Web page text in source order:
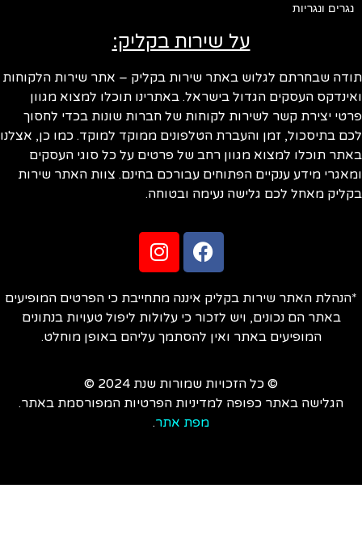
נגרים ונגריות
על שירות בקליק:
שבחרתם לגלוש באתר שירות בקליק – אתר שירות הלקוחות
העסקים הגדול בישראל. באתרינו תוכלו למצוא מגוון
יצירת קשר לשירות לקוחות של חברות שונות בכדי לחסוך
בתיסכול, זמן והעברת הטלפונים ממוקד למוקד. כמו כן, אצלנו
תוכלו למצוא מגוון רחב של פרטים על כל סוגי העסקים
מידע ענקיים הפתוחים עבורכם בחינם. צוות האתר שירות
מאחל לכם גלישה נעימה ובטוחה.
האתר שירות בקליק איננה מתחייבת כי הפרטים המופיעים
באתר הם נכונים, ויש לזכור כי עלולות ליפול טעויות בנתונים
המופיעים באתר ואין להסתמך עליהם באופן מוחלט.
© כל הזכויות שמורות שנת 2024 ©
הגלישה באתר כפופה למדיניות הפרטיות המפורסמת באתר.
מפת אתר.